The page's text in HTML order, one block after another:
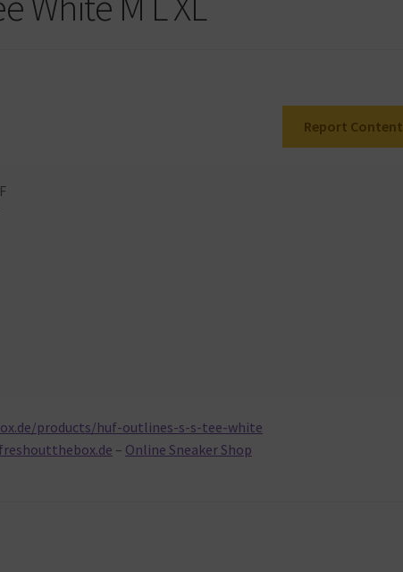
Report Content
products/huf-outlines-s-s-tee-white
– Online Sneaker Shop